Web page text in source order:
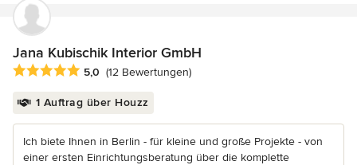
Jana Kubischik Interior GmbH
Durchschnittliche Bewertung: 5 von 5 Sternen
5,0 (12 Bewertungen)
1 Auftrag über Houzz
Ich biete Ihnen in Berlin - für kleine und große Projekte - von
einer ersten Einrichtungsberatung über die komplette